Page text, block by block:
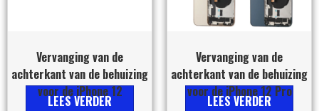
Vervanging van de
achterkant van de behuizing
voor de iPhone 12
LEES VERDER
Vervanging van de
achterkant van de behuizing
voor de iPhone 12 Pro
LEES VERDER